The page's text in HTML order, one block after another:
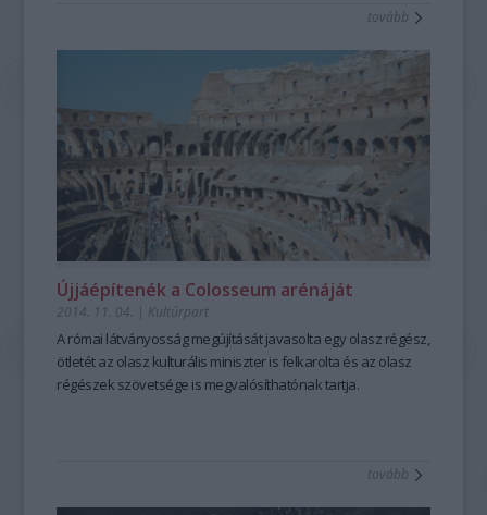
tovább
Újjáépítenék a Colosseum arénáját
2014. 11. 04. | Kultúrpart
Arómai látványosságmegújítását javasolta egy olasz régész,
ötletét az olasz kulturális miniszteris felkarolta és az olasz
régészek szövetsége is megvalósíthatónak tartja.
tovább